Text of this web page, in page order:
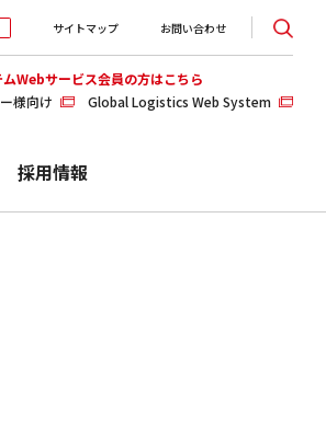
サイトマップ お問い合わせ
Webサービス会員の方はこちら
様向け Global Logistics Web System
採用情報